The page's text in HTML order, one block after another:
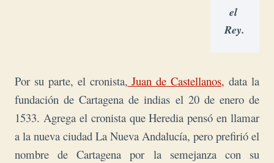
el
Por su parte, el cronista, Juan de Castellanos, data la
fundación de Cartagena de indias el 20 de enero de
1533. Agrega el cronista que Heredia pensó en llamar
a la nueva ciudad La Nueva Andalucía, pero prefirió el
nombre de Cartagena por la semejanza con su